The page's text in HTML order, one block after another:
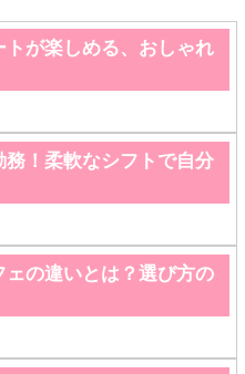
が楽しめる、おしゃれ
！柔軟なシフトで自分
ェの違いとは？選び方の